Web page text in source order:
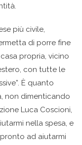
più civile,
di porre fine
propria, vicino
con tutte le
È quanto
non dimenticando
Luca Coscioni,
nella spesa, e
ad aiutarmi